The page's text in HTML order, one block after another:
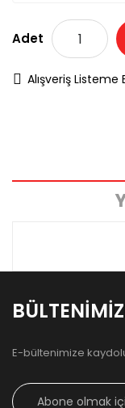
Adet
Alışveriş Listeme
E-bültenimize